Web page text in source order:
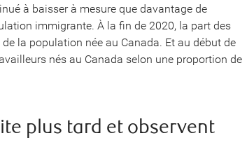
à baisser à mesure que davantage de
immigrante. À la fin de 2020, la part des
la population née au Canada. Et au début de
nés au Canada selon une proportion de
plus tard et observent